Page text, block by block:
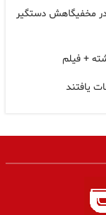
در مخفیگاهش دستگیر